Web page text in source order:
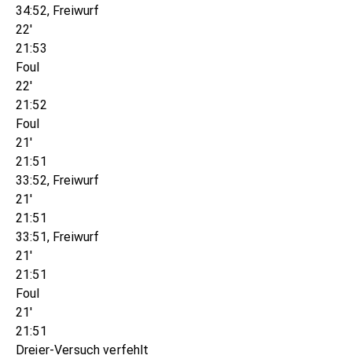
34:52, Freiwurf
22'
21:53
Foul
22'
21:52
Foul
21'
21:51
33:52, Freiwurf
21'
21:51
33:51, Freiwurf
21'
21:51
Foul
21'
21:51
Dreier-Versuch verfehlt